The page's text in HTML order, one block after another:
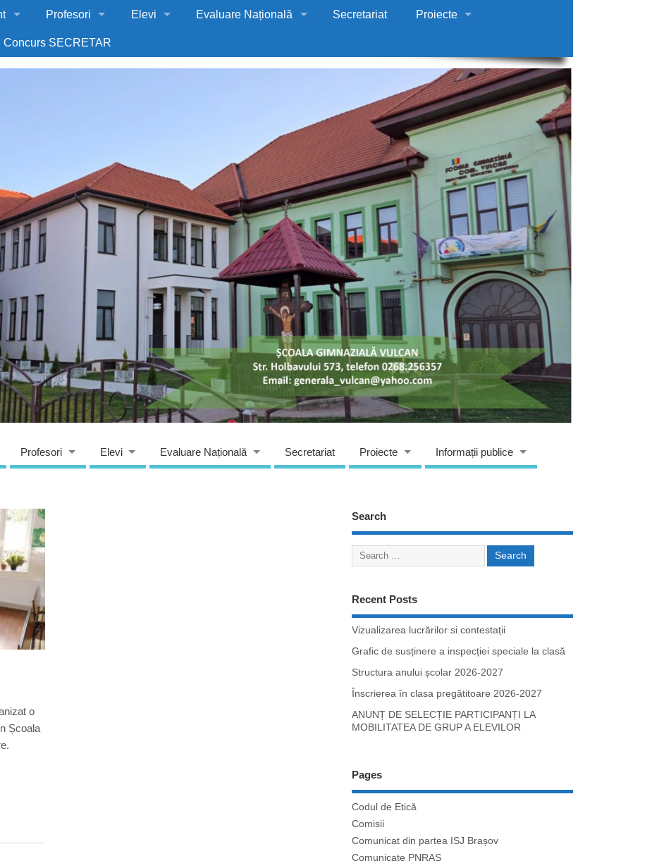
Profesori Elevi Evaluare Națională Secretariat Proiecte
Concurs SECRETAR
Profesori Elevi Evaluare Națională Secretariat Proiecte Informații publice
o
Școala
Search
Recent Posts
Vizualizarea lucrărilor si contestații
Grafic de susținere a inspecției speciale la clasă
Structura anului școlar 2026-2027
Înscrierea în clasa pregătitoare 2026-2027
ANUNȚ DE SELECȚIE PARTICIPANȚI LA
MOBILITATEA DE GRUP A ELEVILOR
Pages
Codul de Etică
Comisii
Comunicat din partea ISJ Brașov
Comunicate PNRAS